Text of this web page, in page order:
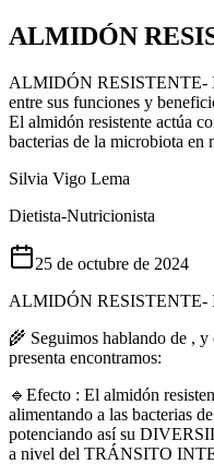
ALMIDÓN
ALMIDÓN RESISTENTE-
entre sus funciones y
El almidón resistente actúa
bacterias de la microbiota en
Silvia Vigo Lema
Dietista-Nutricionista
25 de octubre de 2024
ALMIDÓN RESISTENTE-
🌾 Seguimos hablando de ,
presenta encontramos:
🔹Efecto : El almidón
alimentando a las bacterias
potenciando así su
a nivel del TRÁNSITO